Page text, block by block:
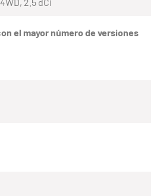
el mayor número de versiones